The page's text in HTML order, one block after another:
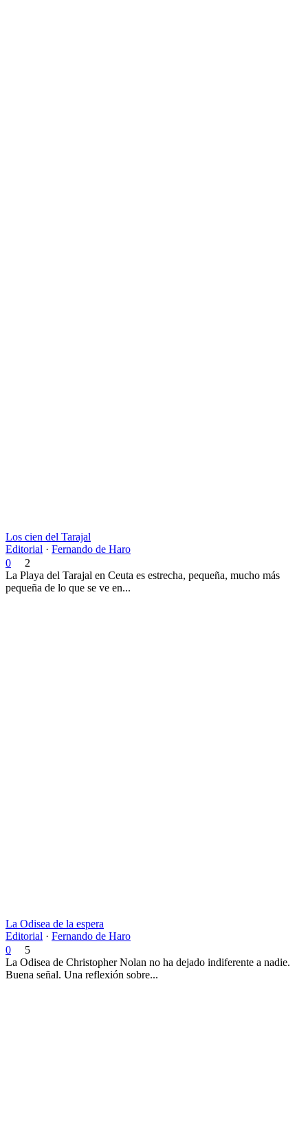
Los cien del Tarajal
Editorial · Fernando de Haro
0
2
La Playa del Tarajal en Ceuta es estrecha, pequeña, mucho más
pequeña de lo que se ve en...
La Odisea de la espera
Editorial · Fernando de Haro
0
5
La Odisea de Christopher Nolan no ha dejado indiferente a nadie.
Buena señal. Una reflexión sobre...